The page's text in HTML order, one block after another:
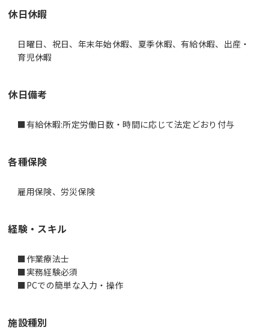
休日休暇
日曜日、祝日、年末年始休暇、夏季休暇、有給休暇、出産・
育児休暇
休日備考
■有給休暇:所定労働日数・時間に応じて法定どおり付与
各種保険
雇用保険、労災保険
経験・スキル
■作業療法士
■実務経験必須
■PCでの簡単な入力・操作
施設種別